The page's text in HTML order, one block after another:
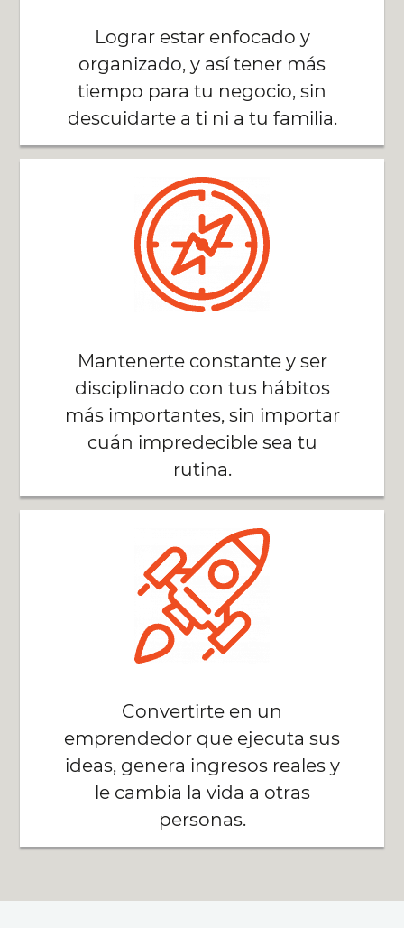
Lograr estar enfocado y
organizado, y así tener más
tiempo para tu negocio, sin
descuidarte a ti ni a tu familia.
Mantenerte constante y ser
disciplinado con tus hábitos
más importantes, sin importar
cuán impredecible sea tu
rutina.
Convertirte en un
emprendedor que ejecuta sus
ideas, genera ingresos reales y
le cambia la vida a otras
personas.